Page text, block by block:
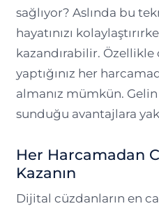
sağlıyor? Aslında bu
hayatınızı
kazandırabilir.
yaptığınız her
almanız mümkün.
sunduğu avantajlara
Her Harcamadan
Kazanın
Dijital cüzdanların en